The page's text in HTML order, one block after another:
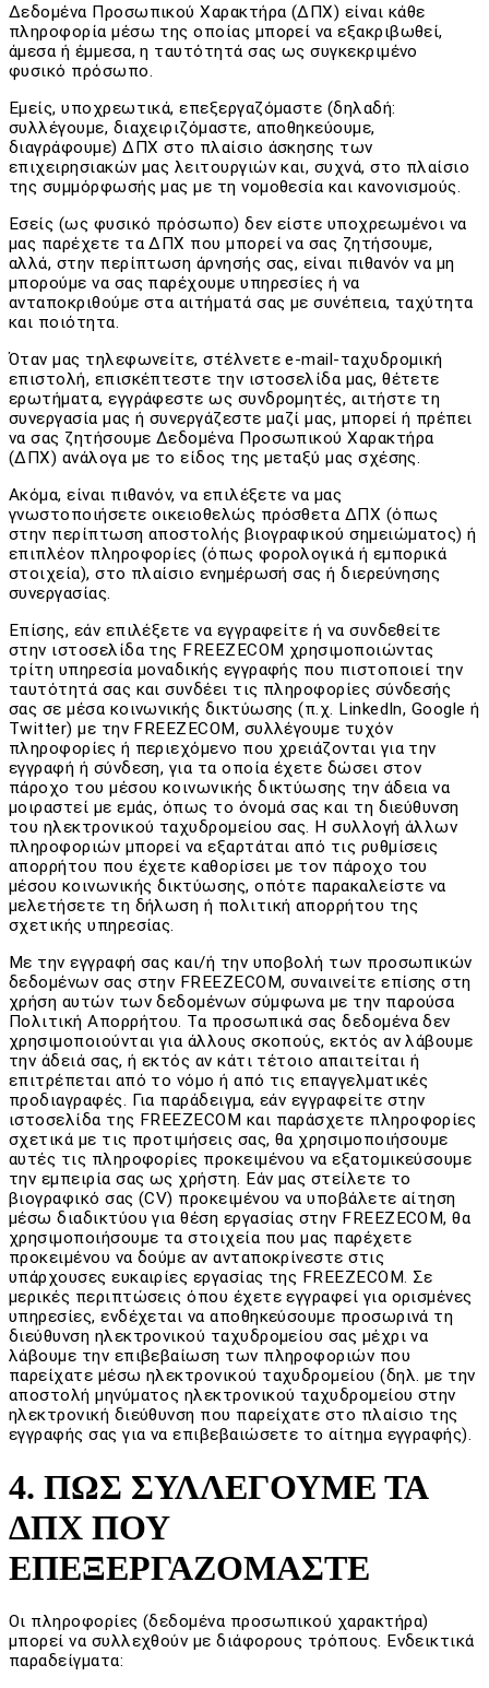
Δεδομένα Προσωπικού Χαρακτήρα (ΔΠΧ) είναι κάθε
πληροφορία μέσω της οποίας μπορεί να εξακριβωθεί,
άμεσα ή έμμεσα, η ταυτότητά σας ως συγκεκριμένο
φυσικό πρόσωπο.
Εμείς, υποχρεωτικά, επεξεργαζόμαστε (δηλαδή:
συλλέγουμε, διαχειριζόμαστε, αποθηκεύουμε,
διαγράφουμε) ΔΠΧ στο πλαίσιο άσκησης των
επιχειρησιακών μας λειτουργιών και, συχνά, στο πλαίσιο
της συμμόρφωσής μας με τη νομοθεσία και κανονισμούς.
Εσείς (ως φυσικό πρόσωπο) δεν είστε υποχρεωμένοι να
μας παρέχετε τα ΔΠΧ που μπορεί να σας ζητήσουμε,
αλλά, στην περίπτωση άρνησής σας, είναι πιθανόν να μη
μπορούμε να σας παρέχουμε υπηρεσίες ή να
ανταποκριθούμε στα αιτήματά σας με συνέπεια, ταχύτητα
και ποιότητα.
Όταν μας τηλεφωνείτε, στέλνετε e-mail-ταχυδρομική
επιστολή, επισκέπτεστε την ιστοσελίδα μας, θέτετε
ερωτήματα, εγγράφεστε ως συνδρομητές, αιτήστε τη
συνεργασία μας ή συνεργάζεστε μαζί μας, μπορεί ή πρέπει
να σας ζητήσουμε Δεδομένα Προσωπικού Χαρακτήρα
(ΔΠΧ) ανάλογα με το είδος της μεταξύ μας σχέσης.
Ακόμα, είναι πιθανόν, να επιλέξετε να μας
γνωστοποιήσετε οικειοθελώς πρόσθετα ΔΠΧ (όπως
στην περίπτωση αποστολής βιογραφικού σημειώματος) ή
επιπλέον πληροφορίες (όπως φορολογικά ή εμπορικά
στοιχεία), στο πλαίσιο ενημέρωσή σας ή διερεύνησης
συνεργασίας.
Επίσης, εάν επιλέξετε να εγγραφείτε ή να συνδεθείτε
στην ιστοσελίδα της FREEZECOM χρησιμοποιώντας
τρίτη υπηρεσία μοναδικής εγγραφής που πιστοποιεί την
ταυτότητά σας και συνδέει τις πληροφορίες σύνδεσής
σας σε μέσα κοινωνικής δικτύωσης (π.χ. LinkedIn, Google ή
Twitter) με την FREEZECOM, συλλέγουμε τυχόν
πληροφορίες ή περιεχόμενο που χρειάζονται για την
εγγραφή ή σύνδεση, για τα οποία έχετε δώσει στον
πάροχο του μέσου κοινωνικής δικτύωσης την άδεια να
μοιραστεί με εμάς, όπως το όνομά σας και τη διεύθυνση
του ηλεκτρονικού ταχυδρομείου σας. Η συλλογή άλλων
πληροφοριών μπορεί να εξαρτάται από τις ρυθμίσεις
απορρήτου που έχετε καθορίσει με τον πάροχο του
μέσου κοινωνικής δικτύωσης, οπότε παρακαλείστε να
μελετήσετε τη δήλωση ή πολιτική απορρήτου της
σχετικής υπηρεσίας.
Με την εγγραφή σας και/ή την υποβολή των προσωπικών
δεδομένων σας στην FREEZECOM, συναινείτε επίσης στη
χρήση αυτών των δεδομένων σύμφωνα με την παρούσα
Πολιτική Απορρήτου. Τα προσωπικά σας δεδομένα δεν
χρησιμοποιούνται για άλλους σκοπούς, εκτός αν λάβουμε
την άδειά σας, ή εκτός αν κάτι τέτοιο απαιτείται ή
επιτρέπεται από το νόμο ή από τις επαγγελματικές
προδιαγραφές. Για παράδειγμα, εάν εγγραφείτε στην
ιστοσελίδα της FREEZECOM και παράσχετε πληροφορίες
σχετικά με τις προτιμήσεις σας, θα χρησιμοποιήσουμε
αυτές τις πληροφορίες προκειμένου να εξατομικεύσουμε
την εμπειρία σας ως χρήστη. Εάν μας στείλετε το
βιογραφικό σας (CV) προκειμένου να υποβάλετε αίτηση
μέσω διαδικτύου για θέση εργασίας στην FREEZECOM, θα
χρησιμοποιήσουμε τα στοιχεία που μας παρέχετε
προκειμένου να δούμε αν ανταποκρίνεστε στις
υπάρχουσες ευκαιρίες εργασίας της FREEZECOM. Σε
μερικές περιπτώσεις όπου έχετε εγγραφεί για ορισμένες
υπηρεσίες, ενδέχεται να αποθηκεύσουμε προσωρινά τη
διεύθυνση ηλεκτρονικού ταχυδρομείου σας μέχρι να
λάβουμε την επιβεβαίωση των πληροφοριών που
παρείχατε μέσω ηλεκτρονικού ταχυδρομείου (δηλ. με την
αποστολή μηνύματος ηλεκτρονικού ταχυδρομείου στην
ηλεκτρονική διεύθυνση που παρείχατε στο πλαίσιο της
εγγραφής σας για να επιβεβαιώσετε το αίτημα εγγραφής).
4. ΠΩΣ ΣΥΛΛΕΓΟΥΜΕ ΤΑ
ΔΠΧ ΠΟΥ
ΕΠΕΞΕΡΓΑΖΟΜΑΣΤΕ
Οι πληροφορίες (δεδομένα προσωπικού χαρακτήρα)
μπορεί να συλλεχθούν με διάφορους τρόπους. Ενδεικτικά
παραδείγματα: